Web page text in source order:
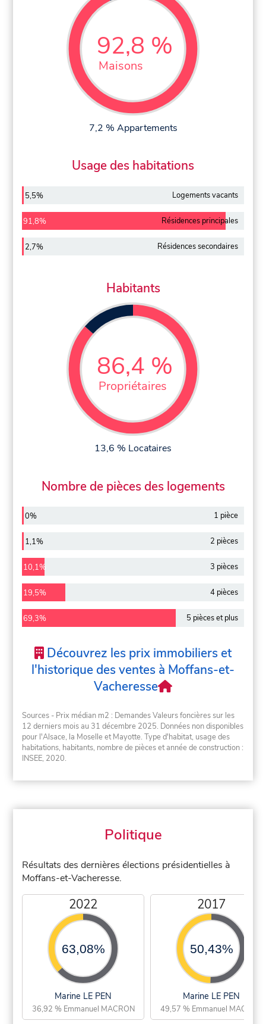
92,8 %
Maisons
7,2 % Appartements
Usage des habitations
5,5% Logements vacants
91,8% Résidences principales
2,7% Résidences secondaires
Habitants
86,4 %
Propriétaires
13,6 % Locataires
Nombre de pièces des logements
0% 1 pièce
1,1% 2 pièces
10,1% 3 pièces
19,5% 4 pièces
69,3% 5 pièces et plus
Découvrez les prix immobiliers et
l'historique des ventes à Moffans-et-
Vacheresse
Sources - Prix médian m2 : Demandes Valeurs foncières sur les
12 derniers mois au 31 décembre 2025. Données non disponibles
pour l'Alsace, la Moselle et Mayotte. Type d'habitat, usage des
habitations, habitants, nombre de pièces et année de construction :
INSEE, 2020.
Politique
Résultats des dernières élections présidentielles à
Moffans-et-Vacheresse.
2022
63,08%
Marine LE PEN
36,92 % Emmanuel MACRON
2017
50,43%
Marine LE PEN
49,57 % Emmanuel MACRON